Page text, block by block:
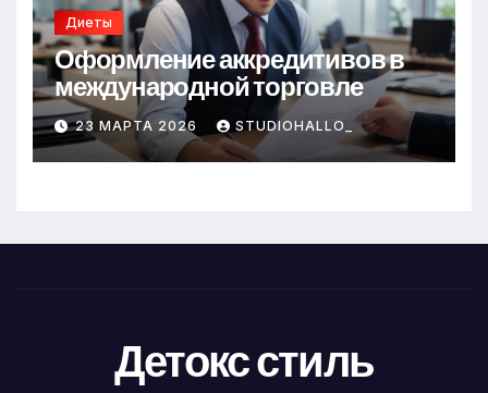
Диеты
Оформление аккредитивов в
международной торговле
23 МАРТА 2026 STUDIOHALLO_
Детокс стиль